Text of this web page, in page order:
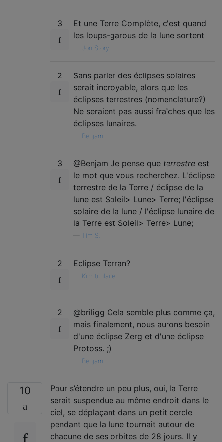
3
Et une Terre Complète, c'est quand
les loups-garous de la lune sortent
Jon Story
2
Sans parler des éclipses solaires
serait incroyable, alors que les
éclipses terrestres (nomenclature?)
Ne seraient pas aussi fraîches que les
éclipses lunaires.
Benjam
3 @Benjam Je pense que terrestre est
le mot que vous recherchez. L'éclipse
terrestre de la Terre / éclipse de la
lune est Soleil> Lune> Terre; l'éclipse
solaire de la lune / l'éclipse lunaire de
la Terre est Soleil> Terre> Lune;
Tim S.
2 Eclipse Terran?
Kim titulaire
2
@briligg Cela semble plus comme ça,
mais finalement, nous aurons besoin
d'une éclipse Zerg et d'une éclipse
Protoss. ;)
Benjam
10
Pour s’étendre un peu plus, oui, la Terre
serait suspendue au même endroit dans le
ciel, se déplaçant dans un petit cercle
pendant que la lune tournait autour de
chacune de ses orbites de 28 jours. Il y